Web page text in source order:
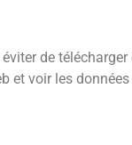
de
et voir les